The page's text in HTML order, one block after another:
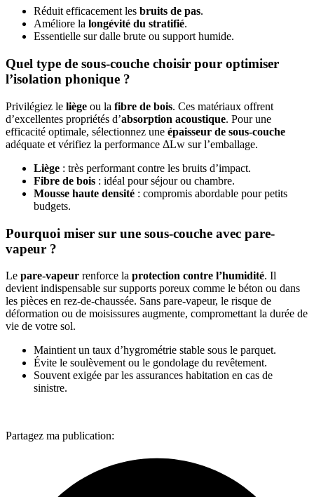
Réduit efficacement les bruits de pas.
Améliore la longévité du stratifié.
Essentielle sur dalle brute ou support humide.
Quel type de sous-couche choisir pour optimiser
l’isolation phonique ?
Privilégiez le liège ou la fibre de bois. Ces matériaux offrent
d’excellentes propriétés d’absorption acoustique. Pour une
efficacité optimale, sélectionnez une épaisseur de sous-couche
adéquate et vérifiez la performance ΔLw sur l’emballage.
Liège : très performant contre les bruits d’impact.
Fibre de bois : idéal pour séjour ou chambre.
Mousse haute densité : compromis abordable pour petits
budgets.
Pourquoi miser sur une sous-couche avec pare-
vapeur ?
Le pare-vapeur renforce la protection contre l’humidité. Il
devient indispensable sur supports poreux comme le béton ou dans
les pièces en rez-de-chaussée. Sans pare-vapeur, le risque de
déformation ou de moisissures augmente, compromettant la durée de
vie de votre sol.
Maintient un taux d’hygrométrie stable sous le parquet.
Évite le soulèvement ou le gondolage du revêtement.
Souvent exigée par les assurances habitation en cas de
sinistre.
Partagez ma publication: